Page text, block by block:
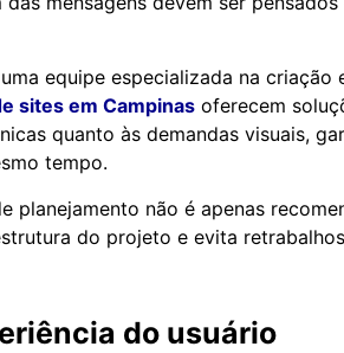
equipe especializada na criação
sites em Campinas oferecem
quanto às demandas visuais,
tempo.
planejamento não é apenas
do projeto e evita
do usuário